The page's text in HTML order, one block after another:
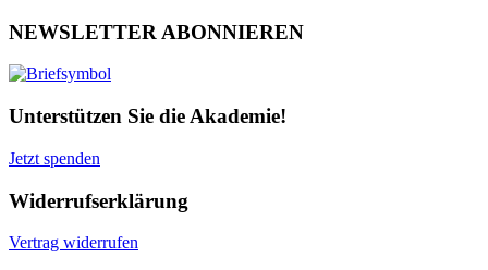
NEWSLETTER ABONNIEREN
Unterstützen Sie die Akademie!
Jetzt spenden
Widerrufserklärung
Vertrag widerrufen